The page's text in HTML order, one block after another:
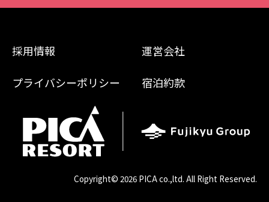
採用情報 運営会社
プライバシーポリシー 宿泊約款
Copyright© 2026 PICA co.,ltd. All Right Reserved.